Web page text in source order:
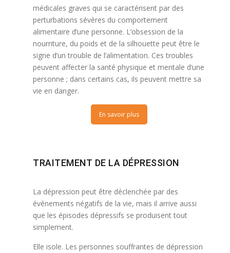
médicales graves qui se caractérisent par des
perturbations sévères du comportement
alimentaire d’une personne. L’obsession de la
nourriture, du poids et de la silhouette peut être le
signe d’un trouble de l’alimentation. Ces troubles
peuvent affecter la santé physique et mentale d’une
personne ; dans certains cas, ils peuvent mettre sa
vie en danger.
En savoir plus
TRAITEMENT DE LA DÉPRESSION
La dépression peut être déclenchée par des
événements négatifs de la vie, mais il arrive aussi
que les épisodes dépressifs se produisent tout
simplement.
Elle isole. Les personnes souffrantes de dépression